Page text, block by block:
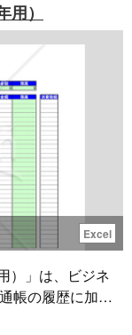
）
Excel
）」は、ビジネ
帳の履歴に加
きます。令和6年